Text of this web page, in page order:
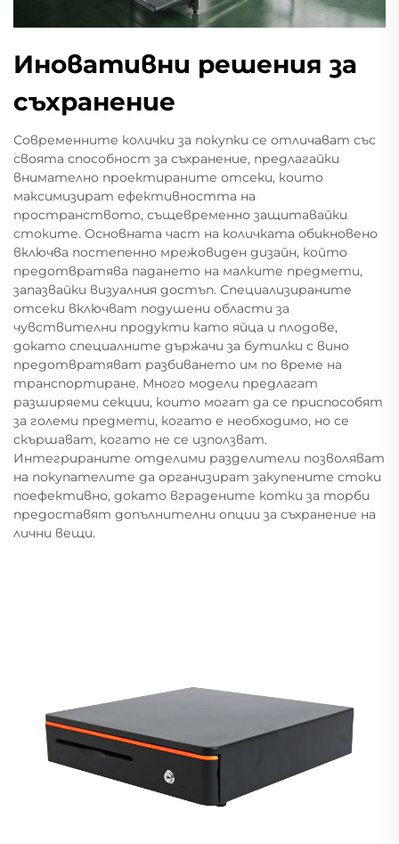
Иновативни решения за
съхранение
Современните колички за покупки се отличават със
своята способност за съхранение, предлагайки
внимателно проектираните отсеки, които
максимизират ефективността на
пространството, същевременно защитавайки
стоките. Основната част на количката обикновено
включва постепенно мрежовиден дизайн, който
предотвратява падането на малките предмети,
запазвайки визуалния достъп. Специализираните
отсеки включват подушени области за
чувствителни продукти като яйца и плодове,
докато специалните държачи за бутилки с вино
предотвратяват разбиването им по време на
транспортиране. Много модели предлагат
разширяеми секции, които могат да се приспособят
за големи предмети, когато е необходимо, но се
скършават, когато не се използват.
Интегрираните отделими разделители позволяват
на покупателите да организират закупените стоки
поефективно, докато вградените котки за торби
предоставят допълнителни опции за съхранение на
лични вещи.